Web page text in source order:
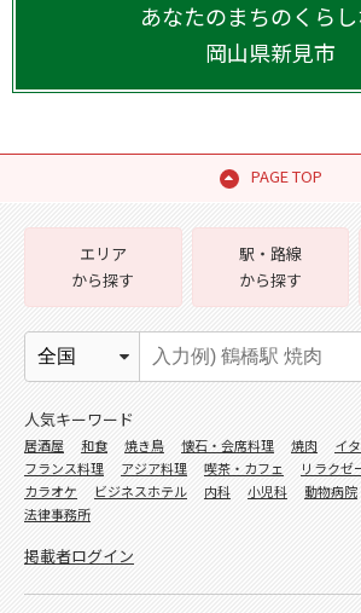
あなたのまちのくら
岡山県新見市
PAGE TOP
エリア
から探す
駅・路線
から探す
人気キーワード
居酒屋 和食 焼き鳥 懐石・会席料理 焼肉
イ
フランス料理
アジア料理 喫茶・カフェ リラクゼ
カラオケ
ビジネスホテル 内科 小児科 動物病院
法律事務所
掲載者ログイン